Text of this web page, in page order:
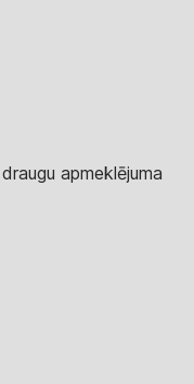
apmeklējuma